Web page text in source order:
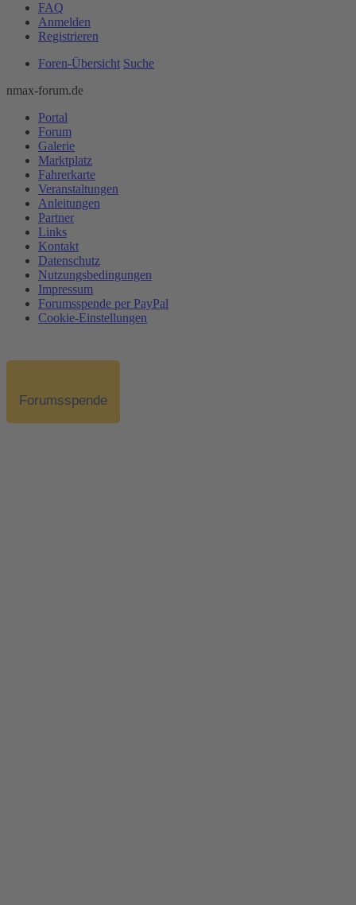
FAQ
Anmelden
Registrieren
Foren-Übersicht Suche
nmax-forum.de
Portal
Forum
Galerie
Marktplatz
Fahrerkarte
Veranstaltungen
Anleitungen
Partner
Links
Kontakt
Datenschutz
Nutzungsbedingungen
Impressum
Forumsspende per PayPal
Cookie-Einstellungen
Forumsspende